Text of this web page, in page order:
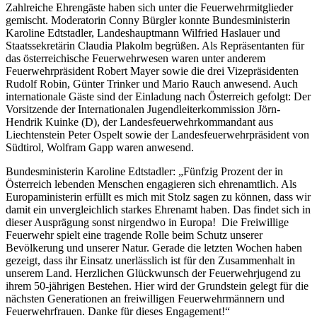
Zahlreiche Ehrengäste haben sich unter die Feuerwehrmitglieder
gemischt. Moderatorin Conny Bürgler konnte Bundesministerin
Karoline Edtstadler, Landeshauptmann Wilfried Haslauer und
Staatssekretärin Claudia Plakolm begrüßen. Als Repräsentanten für
das österreichische Feuerwehrwesen waren unter anderem
Feuerwehrpräsident Robert Mayer sowie die drei Vizepräsidenten
Rudolf Robin, Günter Trinker und Mario Rauch anwesend. Auch
internationale Gäste sind der Einladung nach Österreich gefolgt: Der
Vorsitzende der Internationalen Jugendleiterkommission Jörn-
Hendrik Kuinke (D), der Landesfeuerwehrkommandant aus
Liechtenstein Peter Ospelt sowie der Landesfeuerwehrpräsident von
Südtirol, Wolfram Gapp waren anwesend.
Bundesministerin Karoline Edtstadler: „Fünfzig Prozent der in
Österreich lebenden Menschen engagieren sich ehrenamtlich. Als
Europaministerin erfüllt es mich mit Stolz sagen zu können, dass wir
damit ein unvergleichlich starkes Ehrenamt haben. Das findet sich in
dieser Ausprägung sonst nirgendwo in Europa! Die Freiwillige
Feuerwehr spielt eine tragende Rolle beim Schutz unserer
Bevölkerung und unserer Natur. Gerade die letzten Wochen haben
gezeigt, dass ihr Einsatz unerlässlich ist für den Zusammenhalt in
unserem Land. Herzlichen Glückwunsch der Feuerwehrjugend zu
ihrem 50-jährigen Bestehen. Hier wird der Grundstein gelegt für die
nächsten Generationen an freiwilligen Feuerwehrmännern und
Feuerwehrfrauen. Danke für dieses Engagement!“